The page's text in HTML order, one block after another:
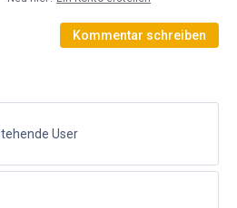
Kommentar schreiben
User